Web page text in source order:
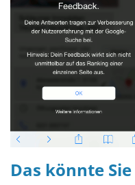
Das könnte